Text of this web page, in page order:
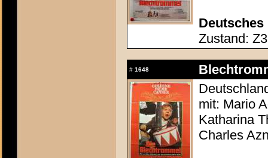
Deutsches
Zustand:
# 1648
mit: Mario
Katharina
Charles